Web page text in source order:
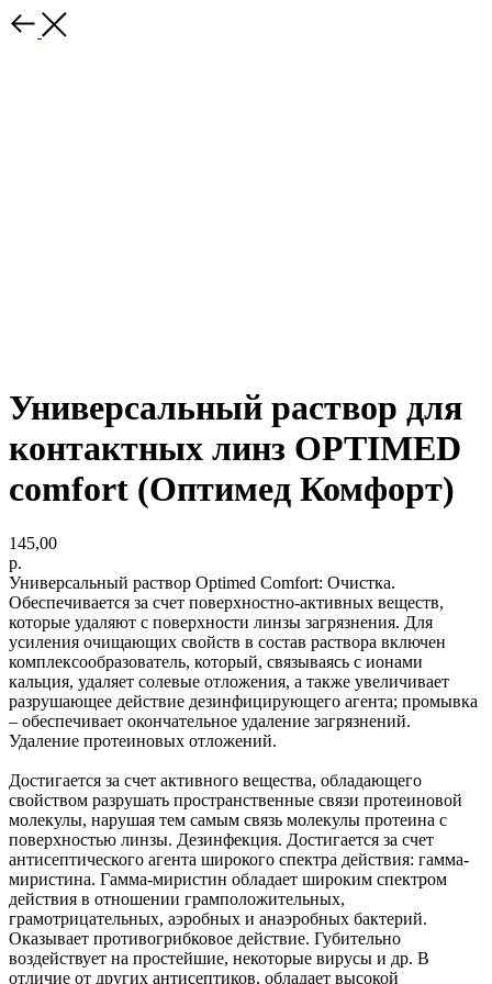
Универсальный раствор для
контактных линз OPTIMED
comfort (Оптимед Комфорт)
145,00
р.
Универсальный раствор Optimed Comfort: Очистка.
Обеспечивается за счет поверхностно-активных веществ,
которые удаляют с поверхности линзы загрязнения. Для
усиления очищающих свойств в состав раствора включен
комплексообразователь, который, связываясь с ионами
кальция, удаляет солевые отложения, а также увеличивает
разрушающее действие дезинфицирующего агента; промывка
– обеспечивает окончательное удаление загрязнений.
Удаление протеиновых отложений.
Достигается за счет активного вещества, обладающего
свойством разрушать пространственные связи протеиновой
молекулы, нарушая тем самым связь молекулы протеина с
поверхностью линзы. Дезинфекция. Достигается за счет
антисептического агента широкого спектра действия: гамма-
миристина. Гамма-миристин обладает широким спектром
действия в отношении грамположительных,
грамотрицательных, аэробных и анаэробных бактерий.
Оказывает противогрибковое действие. Губительно
воздействует на простейшие, некоторые вирусы и др. В
отличие от других антисептиков, обладает высокой